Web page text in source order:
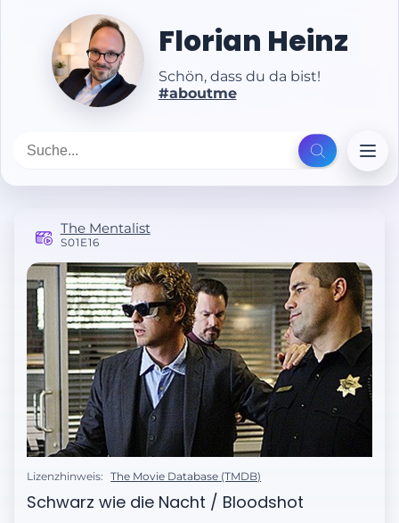
Florian Heinz
Schön, dass du da bist!
#aboutme
The Mentalist
S01E16
Lizenzhinweis: The Movie Database (TMDB)
Schwarz wie die Nacht / Bloodshot